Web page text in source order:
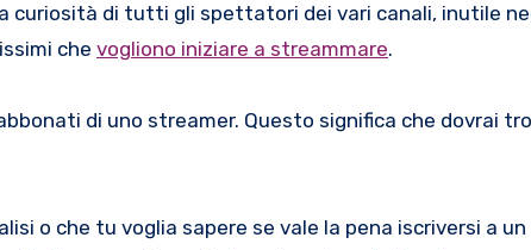
curiosità di tutti gli spettatori dei vari canali, inutile
che vogliono iniziare a streammare.
di uno streamer. Questo significa che dovrai
o che tu voglia sapere se vale la pena iscriversi a un